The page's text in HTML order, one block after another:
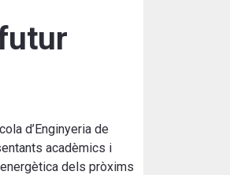
d’Enginyeria de
acadèmics i
dels pròxims